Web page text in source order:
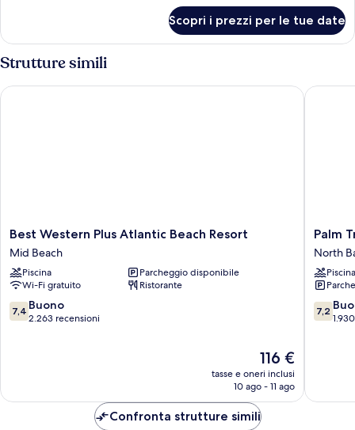
Standard,
2
letti
queen
Scopri i prezzi per le tue date
Strutture simili
Best
Western
Plus
Atlantic
Beach
Resort
Mid
Best Western Plus Atlantic Beach Resort
Mid Beach
Piscina
Parcheggio disponibile
Wi-Fi gratuito
Ristorante
7.4
su
7,4 Buono
2.263 recensioni
Il
prezzo
attuale
116 €
116 €
tasse e oneri inclusi
10 ago - 11 ago
Best Western Plus Atlantic Beach Resort
Palm
Tree
Club
Miami
Hotel
North
Bay
Palm
North
Piscina
7.2
su
7,2
Palm
Confronta strutture simili